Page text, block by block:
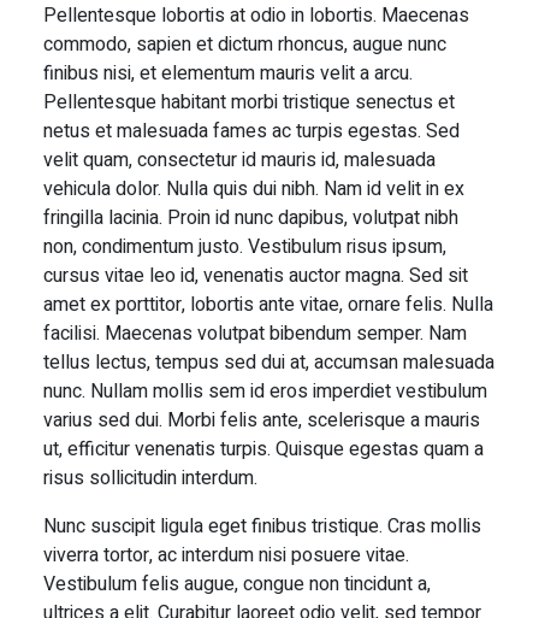
Pellentesque lobortis at odio in lobortis. Maecenas
commodo, sapien et dictum rhoncus, augue nunc
finibus nisi, et elementum mauris velit a arcu.
Pellentesque habitant morbi tristique senectus et
netus et malesuada fames ac turpis egestas. Sed
velit quam, consectetur id mauris id, malesuada
vehicula dolor. Nulla quis dui nibh. Nam id velit in ex
fringilla lacinia. Proin id nunc dapibus, volutpat nibh
non, condimentum justo. Vestibulum risus ipsum,
cursus vitae leo id, venenatis auctor magna. Sed sit
amet ex porttitor, lobortis ante vitae, ornare felis. Nulla
facilisi. Maecenas volutpat bibendum semper. Nam
tellus lectus, tempus sed dui at, accumsan malesuada
nunc. Nullam mollis sem id eros imperdiet vestibulum
varius sed dui. Morbi felis ante, scelerisque a mauris
ut, efficitur venenatis turpis. Quisque egestas quam a
risus sollicitudin interdum.
Nunc suscipit ligula eget finibus tristique. Cras mollis
viverra tortor, ac interdum nisi posuere vitae.
Vestibulum felis augue, congue non tincidunt a,